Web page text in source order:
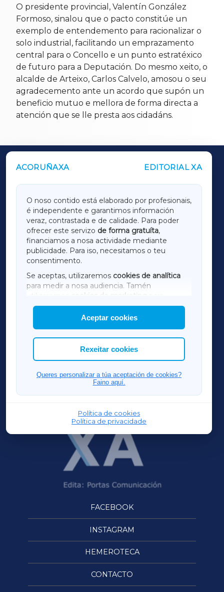
O presidente provincial, Valentín González
Formoso, sinalou que o pacto constitúe un
exemplo de entendemento para racionalizar o
solo industrial, facilitando un emprazamento
central para o Concello e un punto estratéxico
de futuro para a Deputación. Do mesmo xeito, o
alcalde de Arteixo, Carlos Calvelo, amosou o seu
agradecemento ante un acordo que supón un
beneficio mutuo e mellora de forma directa a
atención que se lle presta aos cidadáns.
ACORUÑAXA EDITORIAL XA
O noso contido está elaborado por profesionais,
é independente e garantimos información
veraz, contrastada e de calidade. Para poder
ofrecer este servizo de forma gratuíta,
financiamos a nosa actividade mediante
publicidade. Para iso, necesitamos o teu
consentimento.
Se aceptas, utilizaremos cookies de analítica
para medir a nosa audiencia. Tamén
utilizaremos
cookies de marketing
mostrar publicidade de terceiros.
Así mesmo, podes personalizar a elección das
cookies que desexas permitir.
Aceptar cookies
Rexeitar cookies
Queres personalizar a túa aceptación de cookies?
Faino aquí.
Política de cookies
Política de privacidade
OUTROS PERIÓDICOS
LUGOXA
TERRACHAXA
AMARIÑAXA
RIBEIRASACRAXA
ACORUÑAXA
FERROLXA
OURENSEXA
FACEBOOK
INSTAGRAM
HEMEROTECA
CONTACTO